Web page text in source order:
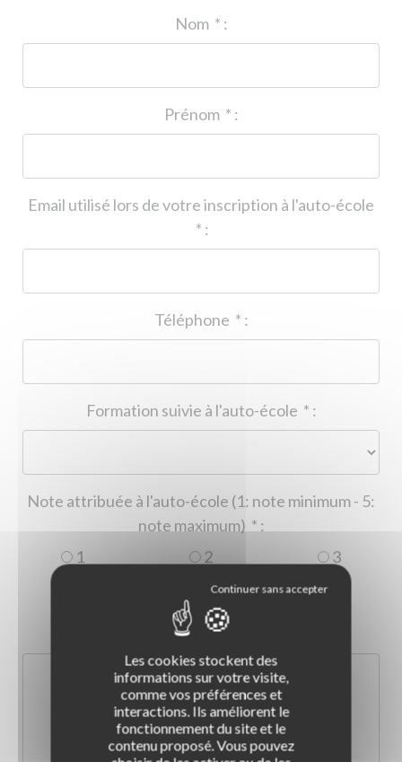
* :
* :
Email utilisé lors de votre inscription à l'auto-école
* :
* :
* :
Note attribuée à l'auto-école (1: note minimum - 5:
* :
1
2
3
5
Les cookies stockent des
informations sur votre visite,
comme vos préférences et
interactions. Ils améliorent le
fonctionnement du site et le
contenu proposé. Vous pouvez